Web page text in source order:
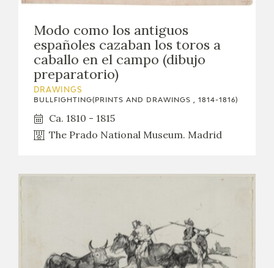
Modo como los antiguos
españoles cazaban los toros a
caballo en el campo (dibujo
preparatorio)
DRAWINGS
BULLFIGHTING(PRINTS AND DRAWINGS , 1814-1816)
Ca. 1810 - 1815
The Prado National Museum. Madrid